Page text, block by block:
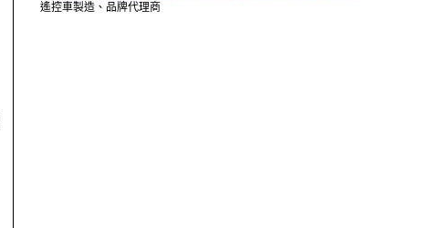
遙控車製造、品牌代理商